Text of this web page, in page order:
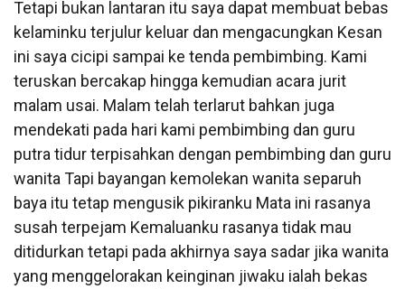
Tetapi bukan lantaran itu saya dapat membuat bebas
kelaminku terjulur keluar dan mengacungkan Kesan
ini saya cicipi sampai ke tenda pembimbing. Kami
teruskan bercakap hingga kemudian acara jurit
malam usai. Malam telah terlarut bahkan juga
mendekati pada hari kami pembimbing dan guru
putra tidur terpisahkan dengan pembimbing dan guru
wanita Tapi bayangan kemolekan wanita separuh
baya itu tetap mengusik pikiranku Mata ini rasanya
susah terpejam Kemaluanku rasanya tidak mau
ditidurkan tetapi pada akhirnya saya sadar jika wanita
yang menggelorakan keinginan jiwaku ialah bekas